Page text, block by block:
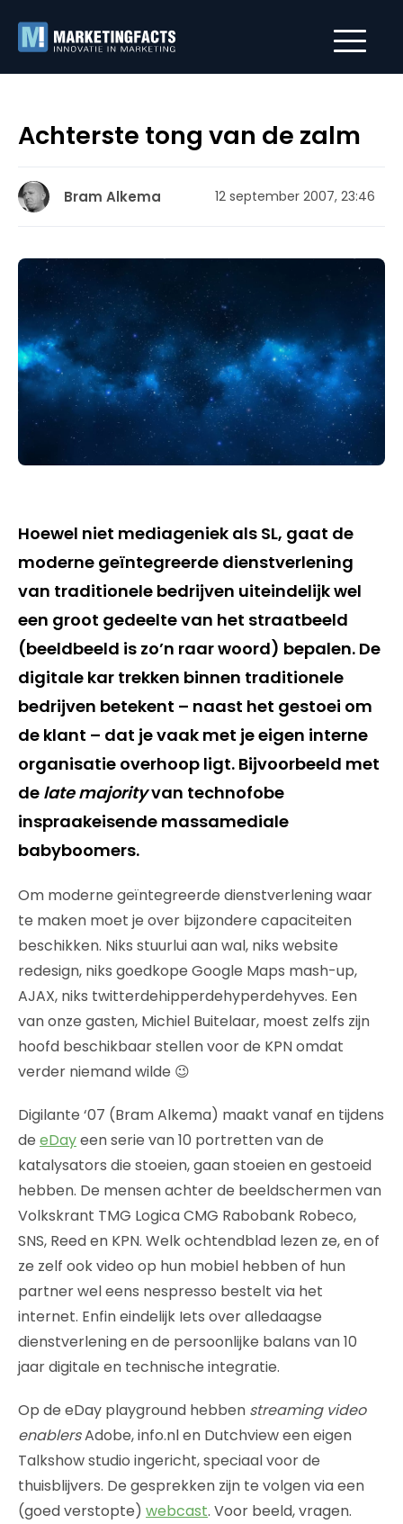
Achterste tong van de zalm
Bram Alkema 12 september 2007, 23:46
Hoewel niet mediageniek als SL, gaat de
moderne geïntegreerde dienstverlening
van traditionele bedrijven uiteindelijk wel
een groot gedeelte van het straatbeeld
(beeldbeeld is zo’n raar woord) bepalen. De
digitale kar trekken binnen traditionele
bedrijven betekent – naast het gestoei om
de klant – dat je vaak met je eigen interne
organisatie overhoop ligt. Bijvoorbeeld met
de late majorityvan technofobe
inspraakeisende massamediale
babyboomers.
Om moderne geïntegreerde dienstverlening waar
te maken moet je over bijzondere capaciteiten
beschikken. Niks stuurlui aan wal, niks website
redesign, niks goedkope Google Maps mash-up,
AJAX, niks twitterdehipperdehyperdehyves. Een
van onze gasten, Michiel Buitelaar, moest zelfs zijn
hoofd beschikbaar stellen voor de KPN omdat
verder niemand wilde 😉
Digilante ‘07 (Bram Alkema) maakt vanaf en tijdens
de eDayeen serie van 10 portretten van de
katalysators die stoeien, gaan stoeien en gestoeid
hebben. De mensen achter de beeldschermen van
Volkskrant TMG Logica CMG Rabobank Robeco,
SNS, Reed en KPN. Welk ochtendblad lezen ze, en of
ze zelf ook video op hun mobiel hebben of hun
partner wel eens nespresso bestelt via het
internet. Enfin eindelijk Iets over alledaagse
dienstverlening en de persoonlijke balans van 10
jaar digitale en technische integratie.
Op de eDay playground hebben streaming video
enablersAdobe, info.nl en Dutchview een eigen
Talkshow studio ingericht, speciaal voor de
thuisblijvers. De gesprekken zijn te volgen via een
(goed verstopte) webcast. Voor beeld, vragen.